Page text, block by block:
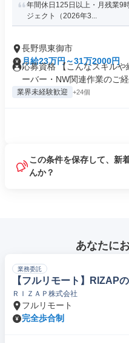
年間休日125日以上・月残業9
ジェクト（2026年3...
長野県東御市
月給23万円～31万2000円
応募資格 【こんなスキル
ーバー・NW関連作業のご経
業界未経験歓迎 +24個
この条件を保存して、新
んか？
あなたに
業務委託
【フルリモート】RIZAP
ＲＩＺＡＰ株式会社
フルリモート
完全歩合制